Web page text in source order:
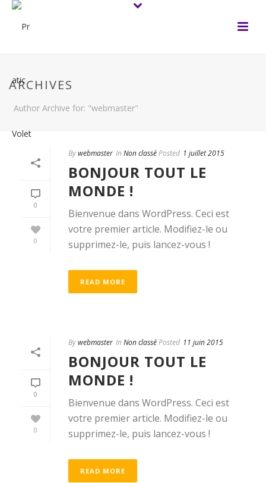
ARCHIVES
Author Archive for: "webmaster"
0
0
Bywebmaster In Non classéPosted 1 juillet 2015
BONJOUR TOUT LE
MONDE !
Bienvenue dans WordPress. Ceci est
votre premier article. Modifiez-le ou
supprimez-le, puis lancez-vous !
READ MORE
0
0
Bywebmaster In Non classéPosted 11 juin 2015
BONJOUR TOUT LE
MONDE !
Bienvenue dans WordPress. Ceci est
votre premier article. Modifiez-le ou
supprimez-le, puis lancez-vous !
READ MORE